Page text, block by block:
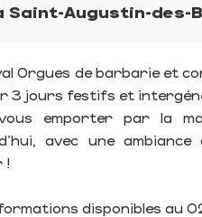
Saint-Augustin-des-
Orgues de barbarie et
3 jours festifs et
vous emporter par la
avec une
!
disponibles au